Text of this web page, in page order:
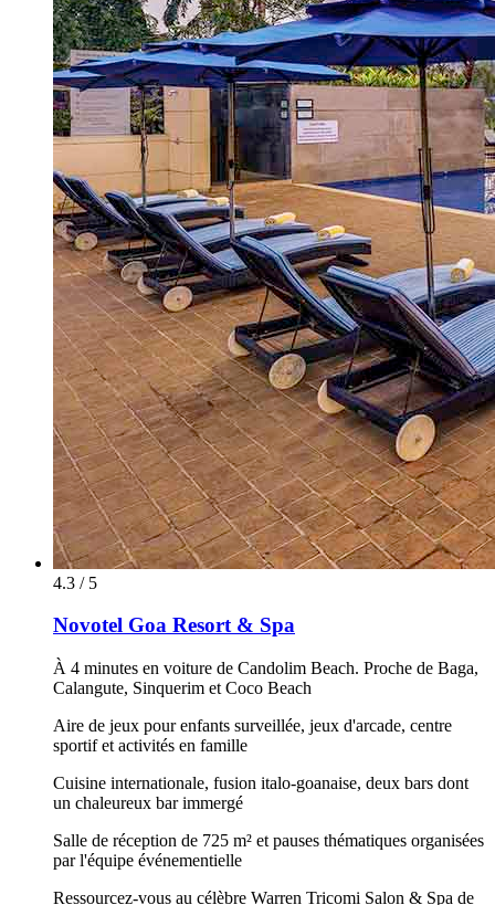
4.3 / 5
Novotel Goa Resort & Spa
À 4 minutes en voiture de Candolim Beach. Proche de Baga,
Calangute, Sinquerim et Coco Beach
Aire de jeux pour enfants surveillée, jeux d'arcade, centre
sportif et activités en famille
Cuisine internationale, fusion italo-goanaise, deux bars dont
un chaleureux bar immergé
Salle de réception de 725 m² et pauses thématiques organisées
par l'équipe événementielle
Ressourcez-vous au célèbre Warren Tricomi Salon & Spa de